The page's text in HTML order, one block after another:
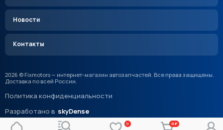
0 0 ₽
Новости
Контакты
2026 © Fixmotors — интернет-магазин автозапчастей. Все права защищены.
Доставка по всей России.
Политика конфиденциальности
Разработано в skyDense